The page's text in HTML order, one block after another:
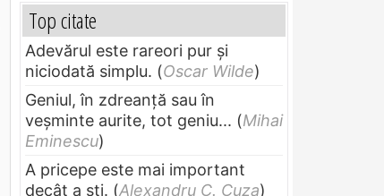
Top citate
Adevărul este rareori pur și
niciodată simplu. (Oscar Wilde)
Geniul, în zdreanţă sau în
veşminte aurite, tot geniu... (Mihai
Eminescu)
A pricepe este mai important
decât a ști. (Alexandru C. Cuza)